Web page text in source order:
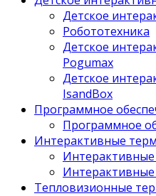
Детское
Робототехника
Детское
Pogumax
Детское
IsandBox
Программное
Программное
Интерактивные
Тепловизионные